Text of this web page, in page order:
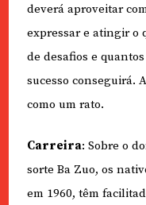
deverá aproveitar
expressar e atingir o
de desafios e
sucesso conseguirá.
como um rato.
Carreira: Sobre o
sorte Ba Zuo, os
em 1960, têm